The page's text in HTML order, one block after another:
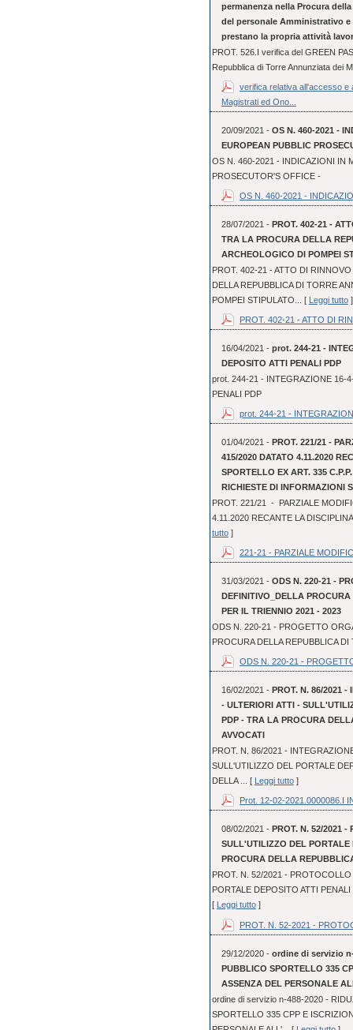
permanenza nella Procura
del personale Amministrativo
prestano la propria attività
PROT. 526.I verifica del GREEN
Repubblica di Torre Annunziata dei
verifica relativa all'accesso e
Magistrati ed Ono...
20/09/2021 - OS N. 460-2021 -
EUROPEAN PUBBLIC
OS N. 460-2021 - INDICAZIONI IN
PROSECUTOR'S OFFICE -
OS N. 460-2021 -
28/07/2021 - PROT. 402-21 -
TRA LA PROCURA DELLA
ARCHEOLOGICO DI POMPEI
PROT. 402-21 - ATTO DI
DELLA REPUBBLICA DI TORRE
POMPEI STIPULATO... [ Leggi tutto]
PROT. 402-21 - ATTO DI
16/04/2021 - prot. 244-21 -
DEPOSITO ATTI PENALI PDP
prot. 244-21 - INTEGRAZIONE 16-
PENALI PDP
prot. 244-21 -
01/04/2021 - PROT. 221/21 -
415/2020 DATATO 4.11.2020
SPORTELLO EX ART. 335
RICHIESTE DI INFORMAZIONI
PROT. 221/21 - PARZIALE
4.11.2020 RECANTE LA
tutto]
221-21 - PARZIALE
31/03/2021 - ODS N. 220-21 -
DEFINITIVO_DELLA
PER IL TRIENNIO 2021 - 2023
ODS N. 220-21 - PROGETTO
PROCURA DELLA REPUBBLICA
ODS N. 220-21 -
16/02/2021 - PROT. N. 86/2021
- ULTERIORI ATTI -
PDP - TRA LA PROCURA
AVVOCATI
PROT. N. 86/2021 -
SULL'UTILIZZO DEL PORTALE
DELLA ... [
Leggi tutto]
Prot. 12-02-2021.0000086.I
08/02/2021 - PROT. N. 52/2021
SULL'UTILIZZO DEL PORTALE
PROCURA DELLA
PROT. N. 52/2021 -
PORTALE DEPOSITO ATTI
[ Leggi tutto]
PROT. N. 52-2021 -
29/12/2020 - ordine di servizio
PUBBLICO SPORTELLO 335
ASSENZA DEL PERSONALE
ordine di servizio n-488-2020 -
SPORTELLO 335 CPP E